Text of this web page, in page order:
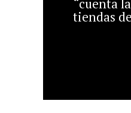
“cuenta
tiendas